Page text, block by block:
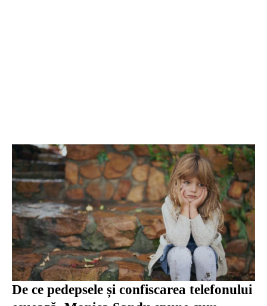
De ce pedepsele și confiscarea telefonului